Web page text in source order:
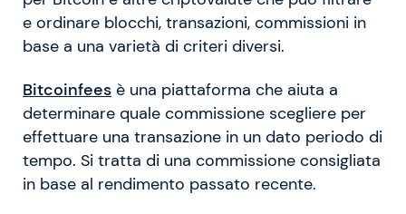
e ordinare blocchi, transazioni, commissioni in
base a una varietà di criteri diversi.
Bitcoinfees è una piattaforma che aiuta a
determinare quale commissione scegliere per
effettuare una transazione in un dato periodo di
tempo. Si tratta di una commissione consigliata
in base al rendimento passato recente.